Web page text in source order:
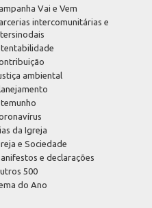
Vai e Vem
intercomunitárias e
ambiental
da Igreja
e Sociedade
e declarações
500
do Ano